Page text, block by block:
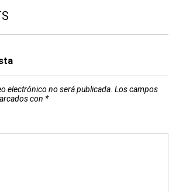
electrónico no será publicada. Los campos
con *